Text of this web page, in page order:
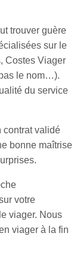
trouver guère
sur le
Costes Viager
le nom…).
du service
contrat validé
bonne maîtrise
votre
viager. Nous
viager à la fin